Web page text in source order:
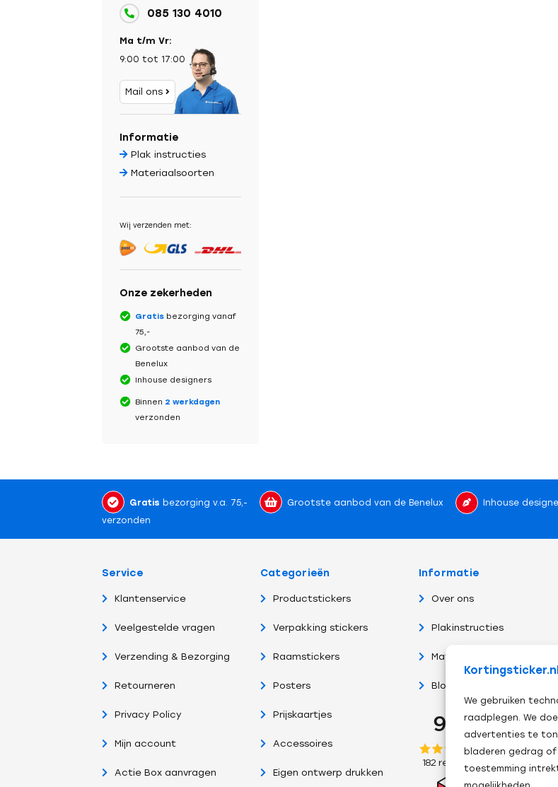
We gebruiken
raadplegen. We
advertenties te
bladeren gedrag of
toestemming
085 130 4010
Ma t/m Vr:
9:00 tot 17:00
Mail ons
Informatie
Plak instructies
Materiaalsoorten
Wij verzenden met:
Onze zekerheden
Gratis bezorging vanaf
75,-
Grootste aanbod van de
Benelux
Inhouse designers
Binnen 2 werkdagen
verzonden
Gratis bezorging v.a. 75,- Grootste aanbod van de Benelux Inhouse
verzonden
Service
Klantenservice
Veelgestelde vragen
Verzending & Bezorging
Retourneren
Privacy Policy
Mijn account
Actie Box aanvragen
Categorieën
Productstickers
Verpakking stickers
Raamstickers
Posters
Prijskaartjes
Accessoires
Eigen ontwerp drukken
Informatie
Over ons
Plakinstructies
Materiaalsoorten
Blog